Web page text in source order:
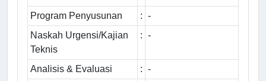
Program Penyusunan
: -
Naskah Urgensi/Kajian
Teknis
: -
Analisis & Evaluasi : -